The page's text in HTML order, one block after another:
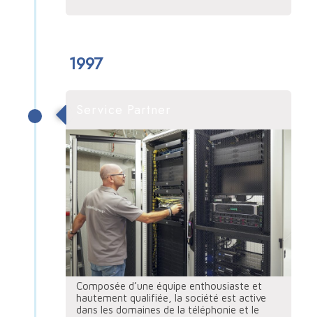
1997
Composée d’une équipe enthousiaste et
hautement qualifiée, la société est active
dans les domaines de la téléphonie et le